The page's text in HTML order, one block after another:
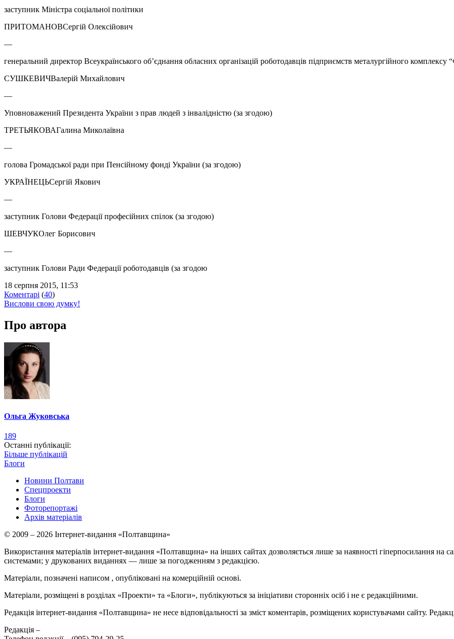
заступник Міністра соціальної політики
ПРИТОМАНОВСергій Олексійович
—
генеральний директор Всеукраїнського об’єднання обласних організацій роботодавців підприємств металургійного комплексу
СУШКЕВИЧВалерій Михайлович
—
Уповноважений Президента України з прав людей з інвалідністю (за згодою)
ТРЕТЬЯКОВАГалина Миколаївна
—
голова Громадської ради при Пенсійному фонді України (за згодою)
УКРАЇНЕЦЬСергій Якович
—
заступник Голови Федерації професійних спілок (за згодою)
ШЕВЧУКОлег Борисович
—
заступник Голови Ради Федерації роботодавців (за згодою
18 серпня 2015, 11:53
Коментарі (40)
Вислови свою думку!
Про автора
Ольга Жуковська
189
Останні публікації:
Більше публікацій
Блоги
Новини Полтави
Спецпроекти
Блоги
Фоторепортажі
Архів матеріалів
© 2009 – 2026 Інтернет-видання «Полтавщина»
Використання матеріалів інтернет-видання «Полтавщина» на інших сайтах дозволяється лише за наявності гіперпосилання на
системами; у друкованих виданнях — лише за погодженням з редакцією.
Матеріали, позначені написом , опубліковані на комерційній основі.
Матеріали, розміщені в розділах «Проекти» та «Блоги», публікуються за ініціативи сторонніх осіб і не є редакційними.
Редакція інтернет-видання «Полтавщина» не несе відповідальності за зміст коментарів, розміщених користувачами сайту.
Редакція –